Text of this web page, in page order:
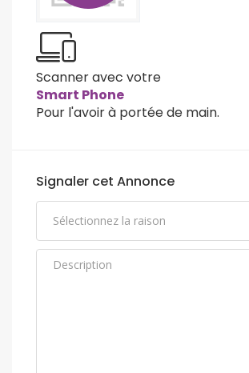
Scanner avec votre
Smart Phone
Pour l'avoir à portée de main.
Signaler cet Annonce